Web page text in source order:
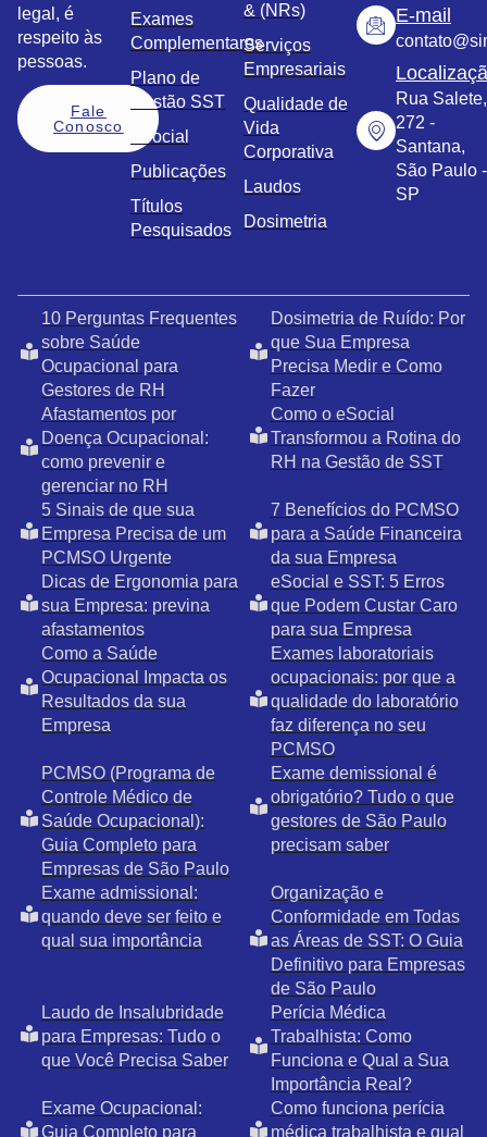
legal, é
respeito às
pessoas.
Fale
Conosco
Exames
Complementares
Plano de
Gestão SST
eSocial
Publicações
Títulos
Pesquisados
& (NRs)
Serviços
Empresariais
Qualidade de
Vida
Corporativa
Laudos
Dosimetria
E-mail
Rua Salete,
272 -
Santana,
São Paulo -
SP
10 Perguntas Frequentes
sobre Saúde
Ocupacional para
Gestores de RH
Dosimetria de Ruído: Por
que Sua Empresa
Precisa Medir e Como
Fazer
Afastamentos por
Doença Ocupacional:
como prevenir e
gerenciar no RH
Como o eSocial
Transformou a Rotina do
RH na Gestão de SST
5 Sinais de que sua
Empresa Precisa de um
PCMSO Urgente
7 Benefícios do PCMSO
para a Saúde Financeira
da sua Empresa
Dicas de Ergonomia para
sua Empresa: previna
afastamentos
eSocial e SST: 5 Erros
que Podem Custar Caro
para sua Empresa
Como a Saúde
Ocupacional Impacta os
Resultados da sua
Empresa
Exames laboratoriais
ocupacionais: por que a
qualidade do laboratório
faz diferença no seu
PCMSO
PCMSO (Programa de
Controle Médico de
Saúde Ocupacional):
Guia Completo para
Empresas de São Paulo
Exame demissional é
obrigatório? Tudo o que
gestores de São Paulo
precisam saber
Exame admissional:
quando deve ser feito e
qual sua importância
Organização e
Conformidade em Todas
as Áreas de SST: O Guia
Definitivo para Empresas
de São Paulo
Laudo de Insalubridade
para Empresas: Tudo o
que Você Precisa Saber
Perícia Médica
Trabalhista: Como
Funciona e Qual a Sua
Importância Real?
Exame Ocupacional:
Guia Completo para
Como funciona perícia
médica trabalhista e qual